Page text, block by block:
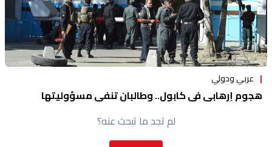
عربي ودولي
هجوم إرهابي في كابول.. وطالبان تنفي مسؤوليتها
لم تجد ما تبحث عنه؟